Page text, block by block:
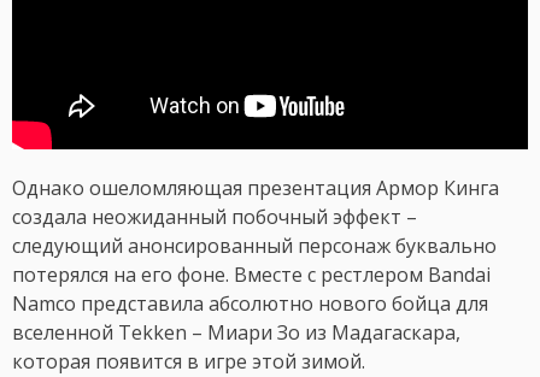
Однако ошеломляющая презентация Армор Кинга
создала неожиданный побочный эффект –
следующий анонсированный персонаж буквально
потерялся на его фоне. Вместе с рестлером Bandai
Namco представила абсолютно нового бойца для
вселенной Tekken – Миари Зо из Мадагаскара,
которая появится в игре этой зимой.